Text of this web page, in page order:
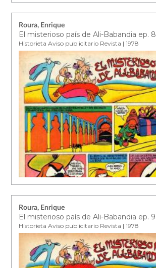
Roura, Enrique
El misterioso país de Ali-Babandia ep. 8
Historieta Aviso publicitario Revista | 1978
Roura, Enrique
El misterioso país de Ali-Babandia ep. 9
Historieta Aviso publicitario Revista | 1978